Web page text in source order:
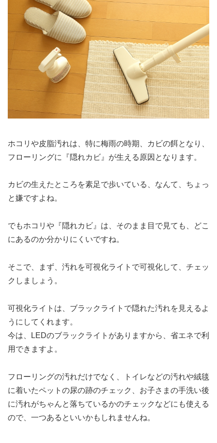
ホコリや皮脂汚れは、特に梅雨の時期、カビの餌となり、
フローリングに『隠れカビ』が生える原因となります。
カビの生えたところを素足で歩いている、なんて、ちょっ
と嫌ですよね。
でもホコリや『隠れカビ』は、そのまま目で見ても、どこ
にあるのか分かりにくいですね。
そこで、まず、汚れを可視化ライトで可視化して、チェッ
クしましょう。
可視化ライトは、ブラックライトで隠れた汚れを見えるよ
うにしてくれます。
今は、LEDのブラックライトがありますから、省エネで利
用できますよ。
フローリングの汚れだけでなく、トイレなどの汚れや絨毯
に着いたペットの尿の跡のチェック、お子さまの手洗い後
に汚れがちゃんと落ちているかのチェックなどにも使える
ので、一つあるといいかもしれませんね。